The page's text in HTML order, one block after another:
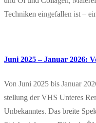
Tech­ni­ken ein­ge­fal­len ist –
Juni 2025 – Janu­ar 2026:
Von Juni 2025 bis Janu­ar
stel­lung der VHS Unte­res
Unbe­kann­tes. Das brei­te